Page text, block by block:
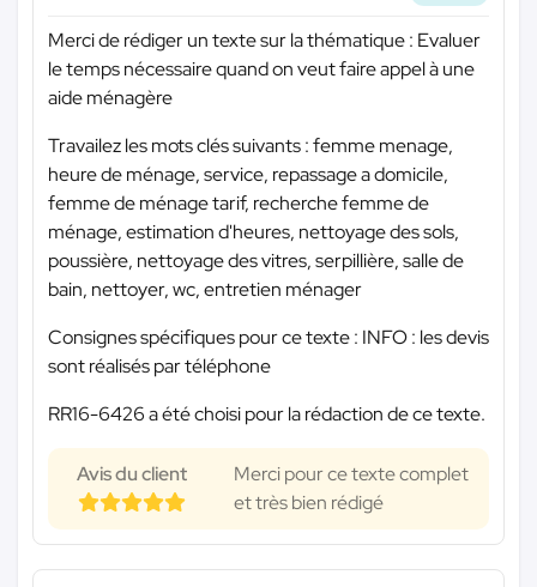
Merci de rédiger un texte sur la thématique : Evaluer
le temps nécessaire quand on veut faire appel à une
aide ménagère
Travailez les mots clés suivants : femme menage,
heure de ménage, service, repassage a domicile,
femme de ménage tarif, recherche femme de
ménage, estimation d'heures, nettoyage des sols,
poussière, nettoyage des vitres, serpillière, salle de
bain, nettoyer, wc, entretien ménager
Consignes spécifiques pour ce texte : INFO : les devis
sont réalisés par téléphone
RR16-6426 a été choisi pour la rédaction de ce texte.
Avis du client
Merci pour ce texte complet
et très bien rédigé